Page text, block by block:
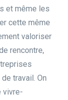
et même les
cette même
valoriser
rencontre,
travail. On
vivre-